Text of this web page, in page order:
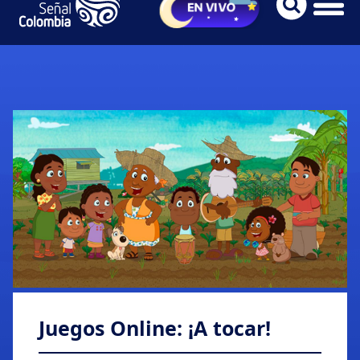
Juegos Online: ¡A tocar!